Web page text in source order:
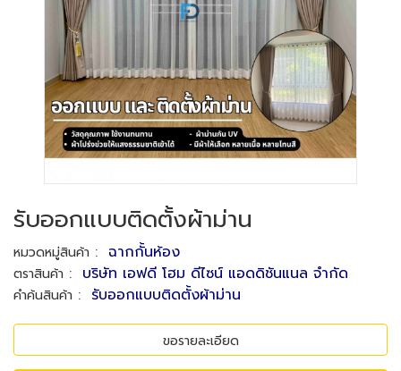
รับออกแบบติดตั้งผ้าม่าน
หมวดหมู่สินค้า : ฉากกั้นห้อง
ตราสินค้า : บริษัท เอฟดี โฮม ดีไซน์ แอดดิชันแนล จำกัด
คำค้นสินค้า : รับออกแบบติดตั้งผ้าม่าน
ขอรายละเอียด